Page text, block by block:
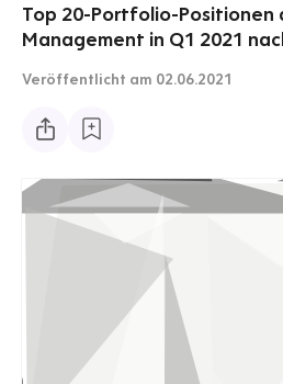
Top 20-Portfolio-Positionen
Management in Q1 2021
Veröffentlicht am 02.06.2021